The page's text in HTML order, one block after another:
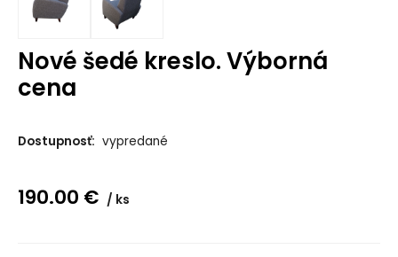
Nové šedé kreslo. Výborná
cena
Dostupnosť: vypredané
190.00 € ks